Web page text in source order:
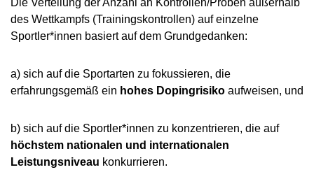
Die Verteilung der Anzahl an Kontrollen/Proben außerhalb
des Wettkampfs (Trainingskontrollen) auf einzelne
Sportler*innen basiert auf dem Grundgedanken:
a) sich auf die Sportarten zu fokussieren, die
erfahrungsgemäß ein hohes Dopingrisiko aufweisen, und
b) sich auf die Sportler*innen zu konzentrieren, die auf
höchstem nationalen und internationalen
Leistungsniveau konkurrieren.